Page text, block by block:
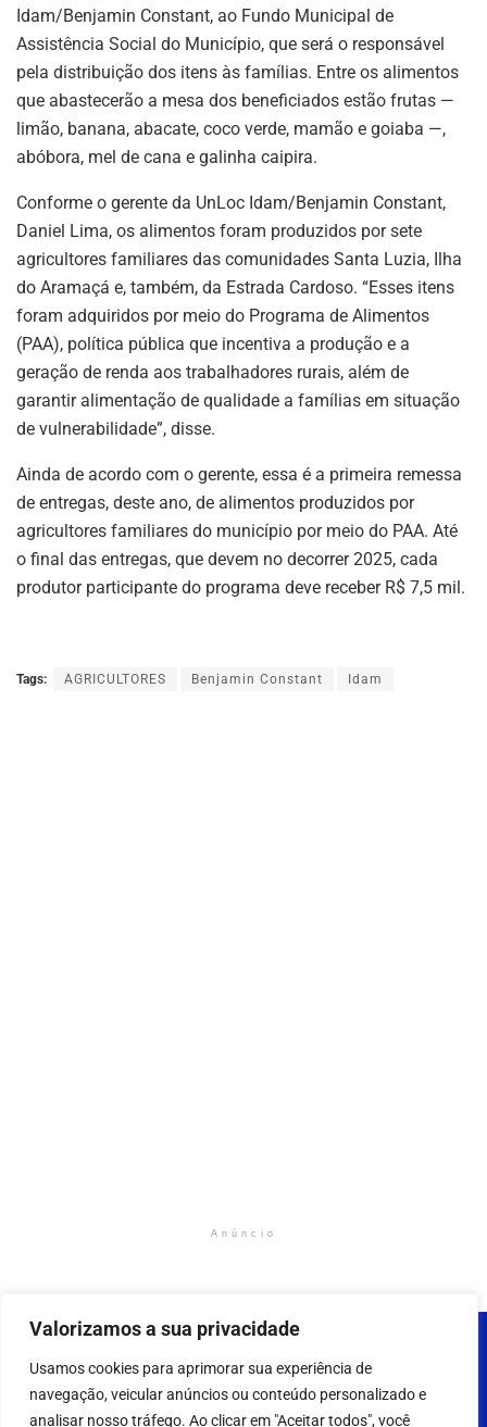
Valorizamos a sua privacidade
Usamos cookies para aprimorar sua experiência de
navegação, veicular anúncios ou conteúdo personalizado e
analisar nosso tráfego. Ao clicar em "Aceitar todos", você
Idam/Benjamin Constant, ao Fundo Municipal de
Assistência Social do Município, que será o responsável
pela distribuição dos itens às famílias. Entre os alimentos
que abastecerão a mesa dos beneficiados estão frutas —
limão, banana, abacate, coco verde, mamão e goiaba —,
abóbora, mel de cana e galinha caipira.
Conforme o gerente da UnLoc Idam/Benjamin Constant,
Daniel Lima, os alimentos foram produzidos por sete
agricultores familiares das comunidades Santa Luzia, Ilha
do Aramaçá e, também, da Estrada Cardoso. “Esses itens
foram adquiridos por meio do Programa de Alimentos
(PAA), política pública que incentiva a produção e a
geração de renda aos trabalhadores rurais, além de
garantir alimentação de qualidade a famílias em situação
de vulnerabilidade”, disse.
Ainda de acordo com o gerente, essa é a primeira remessa
de entregas, deste ano, de alimentos produzidos por
agricultores familiares do município por meio do PAA. Até
o final das entregas, que devem no decorrer 2025, cada
produtor participante do programa deve receber R$ 7,5 mil.
Tags: AGRICULTORES Benjamin Constant Idam
Anúncio